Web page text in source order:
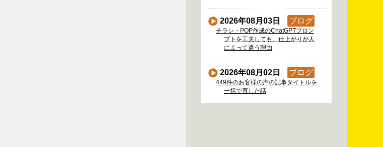
2026年08月03日 ブログ
チラシ・POP作成のChatGPTプロン
プトを工夫しても、仕上がりが人
によって違う理由
2026年08月02日 ブログ
449件のお客様の声の記事タイトルを
一括で直した話